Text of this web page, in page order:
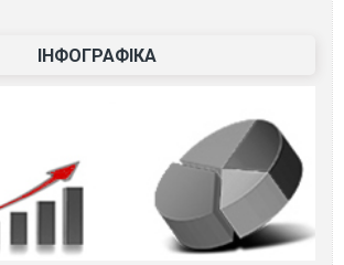
ІНФОГРАФІКА